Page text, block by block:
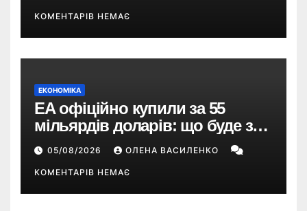
КОМЕНТАРІВ НЕМАЄ
ЕКОНОМІКА
EA офіційно купили за 55
мільярдів доларів: що буде з
EA Sports FC, Battlefield і The
Sims
05/08/2026 ОЛЕНА ВАСИЛЕНКО
КОМЕНТАРІВ НЕМАЄ